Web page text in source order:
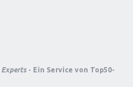
Experts - Ein Service von Top50-